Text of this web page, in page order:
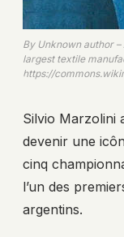
By Unknown author
largest textile
https://
Silvio Marzolini
devenir une
cinq
l’un des
argentins.